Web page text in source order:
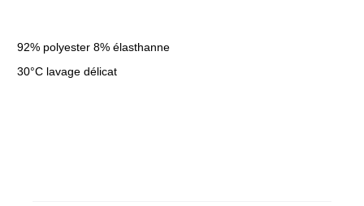
92% polyester 8% élasthanne
30°C lavage délicat